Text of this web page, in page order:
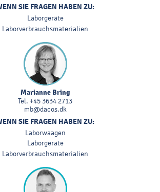
SIE FRAGEN HABEN ZU:
Laborgeräte
Laborverbrauchsmaterialien
Marianne Bring
Tel. +45 3634 2713
mb@dacos.dk
SIE FRAGEN HABEN ZU:
Laborwaagen
Laborgeräte
Laborverbrauchsmaterialien